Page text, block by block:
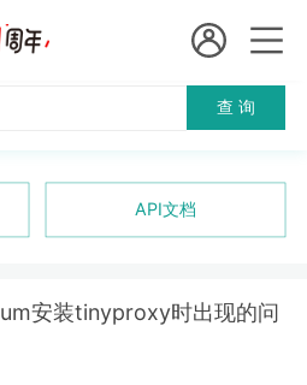
查 询
API文档
安装tinyproxy时出现的问